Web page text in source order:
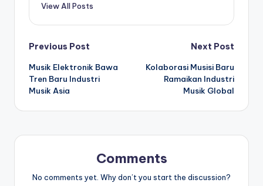
View All Posts
Post
navigation
Previous Post
Musik Elektronik Bawa
Tren Baru Industri
Musik Asia
Next Post
Kolaborasi Musisi Baru
Ramaikan Industri
Musik Global
Comments
No comments yet. Why don’t you start the discussion?